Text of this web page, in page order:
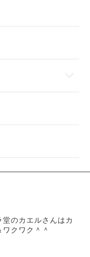
堂のカエルさんはカ
ワクワク＾＾